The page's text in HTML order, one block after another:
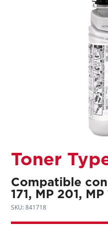
Toner
Compatible con
171, MP 201,
SKU: 841718